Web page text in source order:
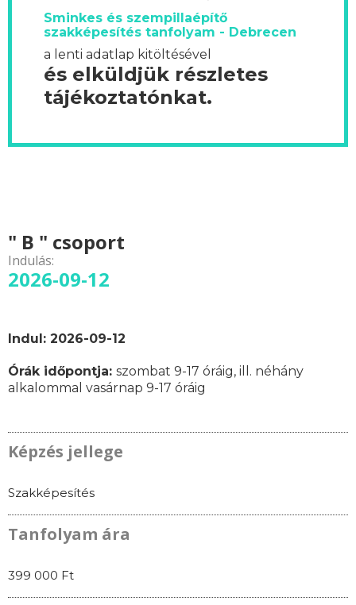
Sminkes és szempillaépítő
szakképesítés tanfolyam - Debrecen
a lenti adatlap kitöltésével
és elküldjük részletes
tájékoztatónkat.
" B " csoport
Indulás:
2026-09-12
Indul: 2026-09-12
Órák időpontja: szombat 9-17 óráig, ill. néhány
alkalommal vasárnap 9-17 óráig
Képzés jellege
Szakképesítés
Tanfolyam ára
399 000 Ft